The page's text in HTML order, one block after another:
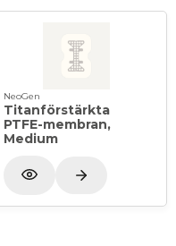
NeoGen
Titanförstärkta
PTFE-membran,
Medium